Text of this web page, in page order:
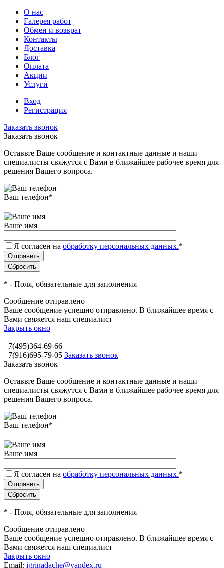
О нас
Галерея работ
Обмен и возврат
Контакты
Доставка
Блог
Оплата
Акции
Услуги
Вход
Регистрация
Заказать звонок
Заказать звонок
Оставьте Ваше сообщение и контактные данные и наши
специалисты свяжутся с Вами в ближайшее рабочее время для
решения Вашего вопроса.
Ваш телефон*
Ваше имя
Я согласен на обработку персональных данных.*
* - Поля, обязательные для заполнения
Сообщение отправлено
Ваше сообщение успешно отправлено. В ближайшее время с
Вами свяжется наш специалист
Закрыть окно
+7(495)364-69-66
+7(916)695-79-05 Заказать звонок
Заказать звонок
Оставьте Ваше сообщение и контактные данные и наши
специалисты свяжутся с Вами в ближайшее рабочее время для
решения Вашего вопроса.
Ваш телефон*
Ваше имя
Я согласен на обработку персональных данных.*
* - Поля, обязательные для заполнения
Сообщение отправлено
Ваше сообщение успешно отправлено. В ближайшее время с
Вами свяжется наш специалист
Закрыть окно
Email: igrinadache@yandex.ru